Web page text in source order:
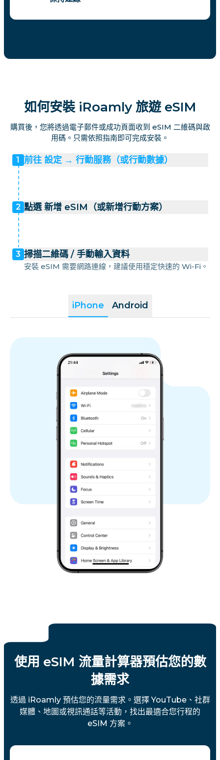
如何安裝 iRoamly 旅遊 eSIM
購買後，您將透過電子郵件或成功頁面收到 eSIM 二維碼與啟
用碼。只需依照指南即可完成安裝。
iPhone Android
1 前往 設定 → 行動服務（或行動數據）
2 點選 新增 eSIM（或新增行動方案）
3 掃描二維碼 / 手動輸入資料
安裝 eSIM 需要網路連線，建議使用穩定快速的 Wi-Fi。
使用 eSIM 流量計算器預估您的數
據需求
透過 iRoamly 預估您的流量需求。選擇 YouTube、社群
媒體、地圖或視訊通話等活動，找出最適合您行程的
eSIM 方案。